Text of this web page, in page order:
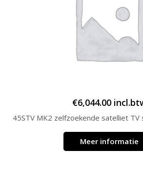
€6,044.00
45STV MK2 zelfzoekende satelliet TV
Meer informatie